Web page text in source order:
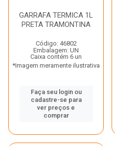
GARRAFA TERMICA 1L
PRETA TRAMONTINA
Código: 46802
Embalagem: UN
Caixa contém 6 un
*Imagem meramente ilustrativa
Faça seu login ou
cadastre-se para
ver preços e
comprar